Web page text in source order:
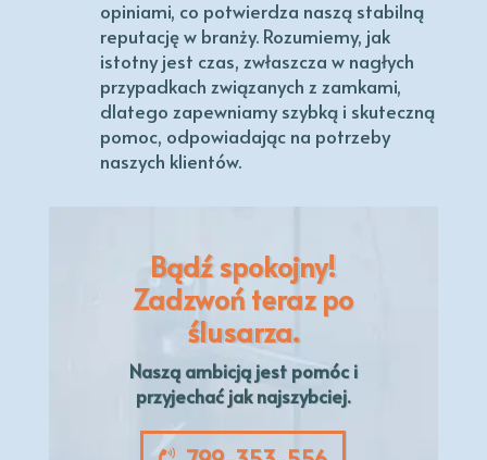
opiniami, co potwierdza naszą stabilną
reputację w branży. Rozumiemy, jak
istotny jest czas, zwłaszcza w nagłych
przypadkach związanych z zamkami,
dlatego zapewniamy szybką i skuteczną
pomoc, odpowiadając na potrzeby
naszych klientów.
Bądź spokojny!
Zadzwoń teraz po
ślusarza.
Naszą ambicją jest pomóc i
przyjechać jak najszybciej.